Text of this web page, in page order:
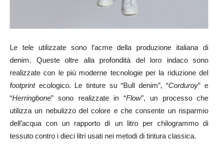
Le tele utilizzate sono l’acme della produzione italiana di
denim. Queste oltre alla profondità del loro indaco sono
realizzate con le più moderne tecnologie per la riduzione del
footprintecologico. Le tinture su “Bull denim”, “Corduroy” e
“Herringbone” sono realizzate in “Flow”, un processo che
utilizza un nebulizzo del colore e che consente un risparmio
dell’acqua con un rapporto di un litro per chilogrammo di
tessuto contro i dieci litri usati nei metodi di tintura classica.